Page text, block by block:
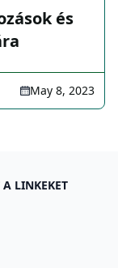
és
May 8, 2023
A LINKEKET